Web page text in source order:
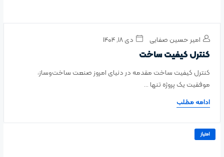
امیر حسین صفایی دی ۱۸, ۱۴۰۴
کنترل کیفیت ساخت
کنترل کیفیت ساخت مقدمه در دنیای امروز صنعت ساخت‌وساز،
موفقیت یک پروژه تنها ...
ادامه مطلب
امتیاز